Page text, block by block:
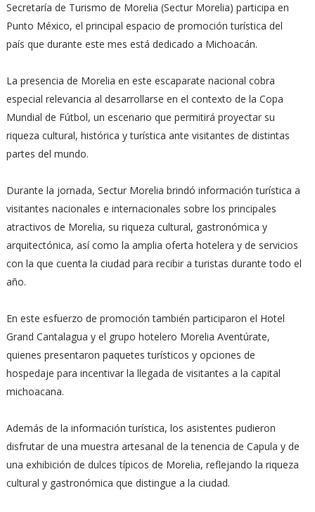
Secretaría de Turismo de Morelia (Sectur Morelia) participa en
Punto México, el principal espacio de promoción turística del
país que durante este mes está dedicado a Michoacán.
La presencia de Morelia en este escaparate nacional cobra
especial relevancia al desarrollarse en el contexto de la Copa
Mundial de Fútbol, un escenario que permitirá proyectar su
riqueza cultural, histórica y turística ante visitantes de distintas
partes del mundo.
Durante la jornada, Sectur Morelia brindó información turística a
visitantes nacionales e internacionales sobre los principales
atractivos de Morelia, su riqueza cultural, gastronómica y
arquitectónica, así como la amplia oferta hotelera y de servicios
con la que cuenta la ciudad para recibir a turistas durante todo el
año.
En este esfuerzo de promoción también participaron el Hotel
Grand Cantalagua y el grupo hotelero Morelia Aventúrate,
quienes presentaron paquetes turísticos y opciones de
hospedaje para incentivar la llegada de visitantes a la capital
michoacana.
Además de la información turística, los asistentes pudieron
disfrutar de una muestra artesanal de la tenencia de Capula y de
una exhibición de dulces típicos de Morelia, reflejando la riqueza
cultural y gastronómica que distingue a la ciudad.